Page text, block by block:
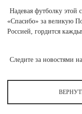
Свердловская область (5)
Смоленская область (1)
Томская область (1)
Хакасия (1)
Надевая футболку этой
«Спасибо» за великую
Россией, гордится
Следите за новостями